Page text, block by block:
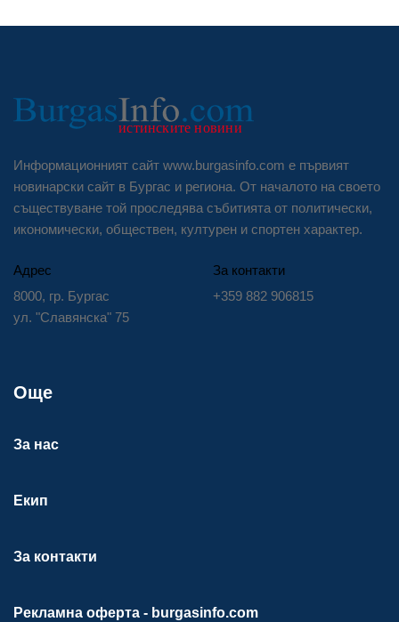
Информационният сайт www.burgasinfo.com е първият
новинарски сайт в Бургас и региона. От началото на своето
съществуване той проследява събитията от политически,
икономически, обществен, културен и спортен характер.
Адрес
8000, гр. Бургас
ул. "Славянска" 75
За контакти
+359 882 906815
Още
За нас
Екип
За контакти
Рекламна оферта - burgasinfo.com